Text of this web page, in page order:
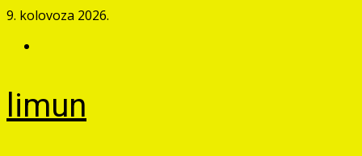
Skip
content
9. kolovoza 2026.
limun